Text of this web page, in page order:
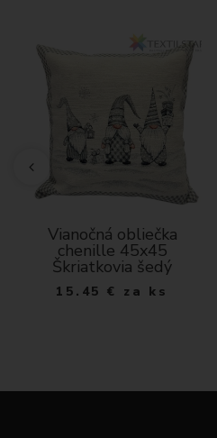
Vianočná obliečka
chenille 45x45
Škriatkovia šedý
15.45 € za ks